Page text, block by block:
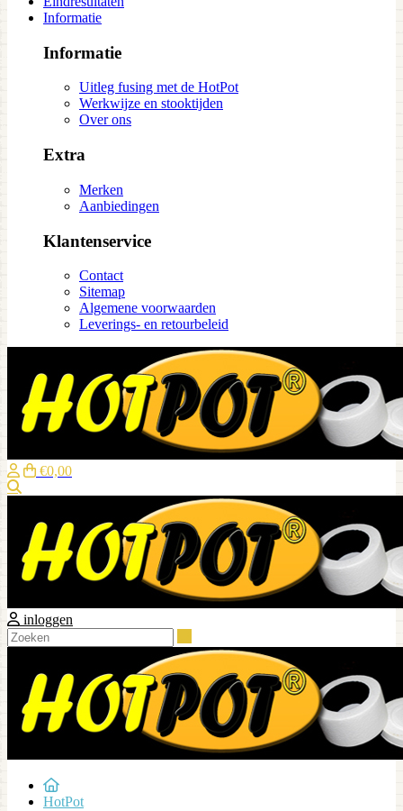
Informatie
Informatie
Uitleg fusing met de HotPot
Werkwijze en stooktijden
Over ons
Extra
Merken
Aanbiedingen
Klantenservice
Contact
Sitemap
Algemene voorwaarden
Leverings- en retourbeleid
€0,00
inloggen
HotPot